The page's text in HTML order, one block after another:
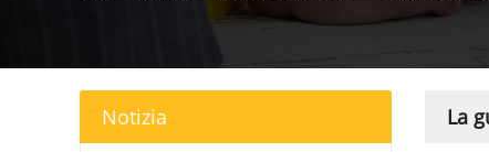
La
Notizia